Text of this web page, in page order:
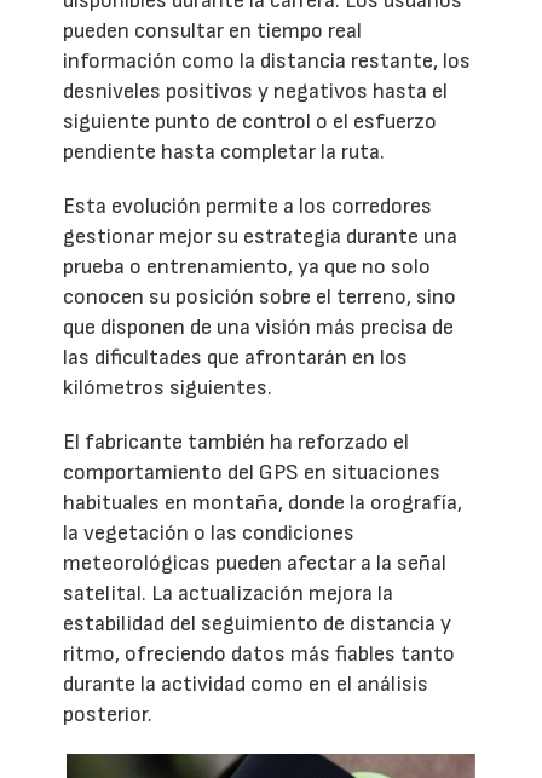
pueden consultar en tiempo real
información como la distancia restante, los
desniveles positivos y negativos hasta el
siguiente punto de control o el esfuerzo
pendiente hasta completar la ruta.
Esta evolución permite a los corredores
gestionar mejor su estrategia durante una
prueba o entrenamiento, ya que no solo
conocen su posición sobre el terreno, sino
que disponen de una visión más precisa de
las dificultades que afrontarán en los
kilómetros siguientes.
El fabricante también ha reforzado el
comportamiento del GPS en situaciones
habituales en montaña, donde la orografía,
la vegetación o las condiciones
meteorológicas pueden afectar a la señal
satelital. La actualización mejora la
estabilidad del seguimiento de distancia y
ritmo, ofreciendo datos más fiables tanto
durante la actividad como en el análisis
posterior.